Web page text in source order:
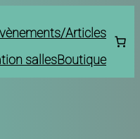
Articles
sallesBoutique